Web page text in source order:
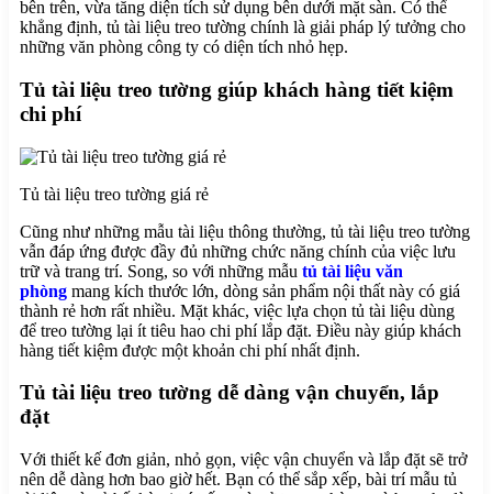
Tin tức
Liên hệ
Search
Menu
bên trên, vừa tăng diện tích sử dụng bên dưới mặt sàn. Có thể
khẳng định, tủ tài liệu treo tường chính là giải pháp lý tưởng cho
những văn phòng công ty có diện tích nhỏ hẹp.
Tủ tài liệu treo tường giúp khách hàng tiết kiệm
chi phí
Tủ tài liệu treo tường giá rẻ
Cũng như những mẫu tài liệu thông thường, tủ tài liệu treo tường
vẫn đáp ứng được đầy đủ những chức năng chính của việc lưu
trữ và trang trí. Song, so với những mẫu tủ tài liệu văn
phòng mang kích thước lớn, dòng sản phẩm nội thất này có giá
thành rẻ hơn rất nhiều. Mặt khác, việc lựa chọn tủ tài liệu dùng
để treo tường lại ít tiêu hao chi phí lắp đặt. Điều này giúp khách
hàng tiết kiệm được một khoản chi phí nhất định.
Tủ tài liệu treo tường dễ dàng vận chuyển, lắp
đặt
Với thiết kế đơn giản, nhỏ gọn, việc vận chuyển và lắp đặt sẽ trở
nên dễ dàng hơn bao giờ hết. Bạn có thể sắp xếp, bài trí mẫu tủ